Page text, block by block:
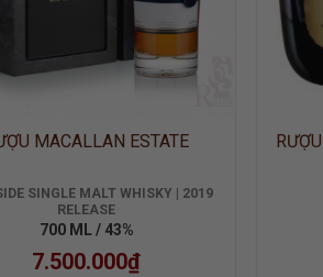
MACALLAN ESTATE
SINGLE MALT WHISKY | 2019
RELEASE
700 ML / 43%
7.500.000₫